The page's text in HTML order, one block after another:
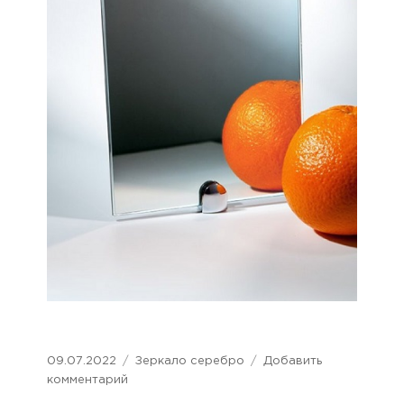
Опубликовано
09.07.2022 Рубрики
Зеркало серебро
Добавить
комментарий